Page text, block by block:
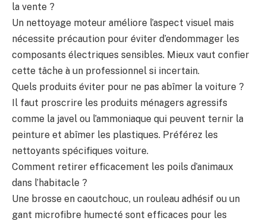
la vente ?
Un nettoyage moteur améliore l’aspect visuel mais
nécessite précaution pour éviter d’endommager les
composants électriques sensibles. Mieux vaut confier
cette tâche à un professionnel si incertain.
Quels produits éviter pour ne pas abîmer la voiture ?
Il faut proscrire les produits ménagers agressifs
comme la javel ou l’ammoniaque qui peuvent ternir la
peinture et abîmer les plastiques. Préférez les
nettoyants spécifiques voiture.
Comment retirer efficacement les poils d’animaux
dans l’habitacle ?
Une brosse en caoutchouc, un rouleau adhésif ou un
gant microfibre humecté sont efficaces pour les